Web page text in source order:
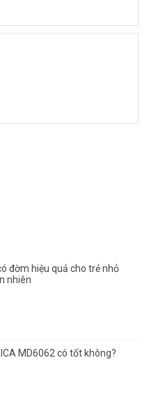
đờm hiệu quả cho trẻ nhỏ
nhiên
MD6062 có tốt không?